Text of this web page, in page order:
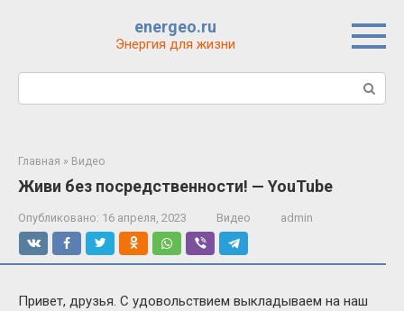
energeo.ru
Энергия для жизни
Поиск:
Главная » Видео
Живи без посредственности! — YouTube
Опубликовано: 16 апреля, 2023 Видео admin
Привет, друзья. С удовольствием выкладываем на наш